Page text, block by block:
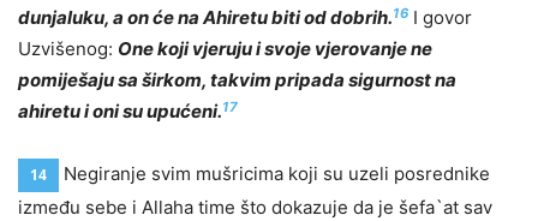
dunjaluku, a on će na Ahiretu biti od dobrih.16I govor
Uzvišenog: One koji vjeruju i svoje vjerovanje ne
pomiješaju sa širkom, takvim pripada sigurnost na
ahiretu i oni su upućeni.17
14
Negiranje svim mušricima koji su uzeli posrednike
između sebe i Allaha time što dokazuje da je šefa`at sav